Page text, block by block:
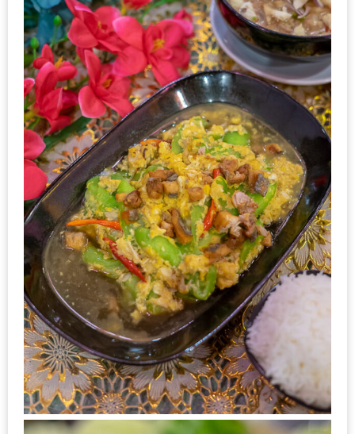
โปร
โม
ชั่
นวัน
แม่
แห่ง
ชาติ
2557
ร้าน
หมู
กระทะ
ทั่ว
เชียงใหม่
TOP30
ราคา
ไม่
เกิน
200
บาท